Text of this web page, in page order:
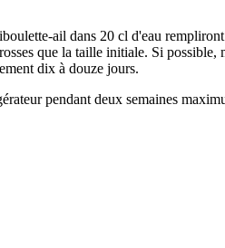
ail dans 20 cl d'eau
que la taille initiale. Si
dix à douze jours.
pendant deux semaines